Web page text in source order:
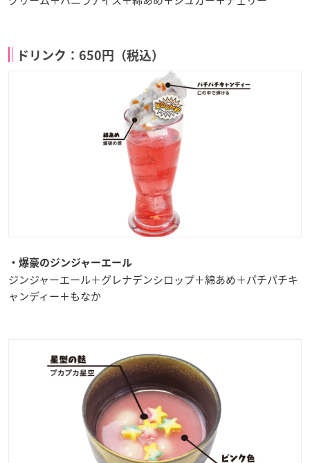
ドリンク：650円（税込）
・爆豪のジンジャーエール
ジンジャーエール＋グレナデンシロップ＋綿あめ＋パチパチキ
ャンディー＋もなか